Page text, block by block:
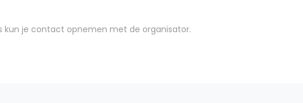
kun je contact opnemen met de organisator.